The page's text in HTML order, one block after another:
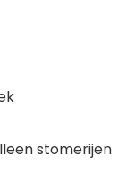
stomerijen